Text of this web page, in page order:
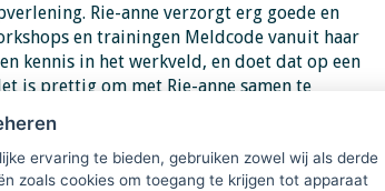
Rie-anne verzorgt erg goede en
en trainingen Meldcode vanuit haar
kennis in het werkveld, en doet dat op een
is prettig om met Rie-anne samen te
Tessa Kuijnsters gemeente Loon op Zand.
ervaring te bieden, gebruiken zowel wij als derde
zoals cookies om toegang te krijgen tot apparaat